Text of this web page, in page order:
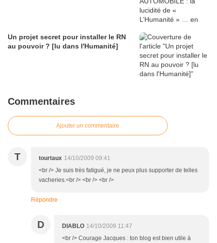
Un projet secret pour installer le RN
au pouvoir ? [lu dans l'Humanité]
Commentaires
Ajouter un commentaire
T tourtaux 14/10/2009 09:41
<br /> Je suis très fatigué, je ne peux plus supporter de telles
vacheries.<br /> <br /> <br />
Répondre
D DIABLO 14/10/2009 11:47
<br /> Courage Jacques : ton blog est bien utile à